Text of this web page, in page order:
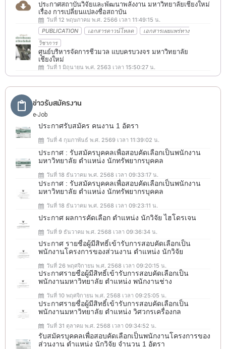
ประกาศสถาบันวิจัยและพัฒนาพลังงาน มหาวิทยาลัยเชียงใหม่
เรื่อง การเปลี่ยนแปลงชื่อสถาบัน
วันที่ 12 พฤษภาคม พ.ศ. 2566 เวลา 11:49:15 น.
PUBLICATION
เอกสารดาวน์โหลด
เอกสารเผยแพร่ทาง
วิชาการ
ศูนย์บริหารจัดการชีวมวล แบบครบวงจร มหาวิทยาลัย
เชียงใหม่
วันที่ 1 มิถุนายน พ.ศ. 2563 เวลา 15:50:27 น.
ข่าวรับสมัครงาน
e-Job
ประกาศรับสมัคร คนงาน 1 อัตรา
วันที่ 4 กุมภาพันธ์ พ.ศ. 2569 เวลา 11:39:02 น.
ประกาศ : รับสมัครบุคคลเพื่อสอบคัดเลือกเป็นพนักงาน
มหาวิทยาลัย ตำแหน่ง นักทรัพยากรบุคคล
วันที่ 18 ธันวาคม พ.ศ. 2568 เวลา 09:33:17 น.
ประกาศ : รับสมัครบุคคลเพื่อสอบคัดเลือกเป็นพนักงาน
มหาวิทยาลัย ตำแหน่ง นักทรัพยากรบุคคล
วันที่ 18 ธันวาคม พ.ศ. 2568 เวลา 09:23:11 น.
ประกาศ ผลการคัดเลือก ตำแหน่ง นักวิจัย ไฮโดรเจน
วันที่ 9 ธันวาคม พ.ศ. 2568 เวลา 09:36:34 น.
ประกาศ รายชื่อผู้มีสิทธิ์เข้ารับการสอบคัดเลือกเป็น
พนักงานโครงการของส่วนงาน ตำแหน่ง นักวิจัย
วันที่ 26 พฤศจิกายน พ.ศ. 2568 เวลา 09:20:15 น.
ประกาศรายชื่อผู้มีสิทธิ์เข้ารับการสอบคัดเลือกเป็น
พนักงานมหาวิทยาลัย ตำแหน่ง พนักงานช่าง
วันที่ 10 พฤศจิกายน พ.ศ. 2568 เวลา 09:25:05 น.
ประกาศรายชื่อผู้มีสิทธิ์เข้ารับการสอบคัดเลือกเป็น
พนักงานมหาวิทยาลัย ตำแหน่ง วิศวกรเครื่องกล
วันที่ 31 ตุลาคม พ.ศ. 2568 เวลา 09:34:52 น.
รับสมัครบุคคลเพื่อสอบคัดเลือกเป็นพนักงานโครงการของ
ส่วนงาน ตำแหน่ง นักวิจัย จำนวน 1 อัตรา